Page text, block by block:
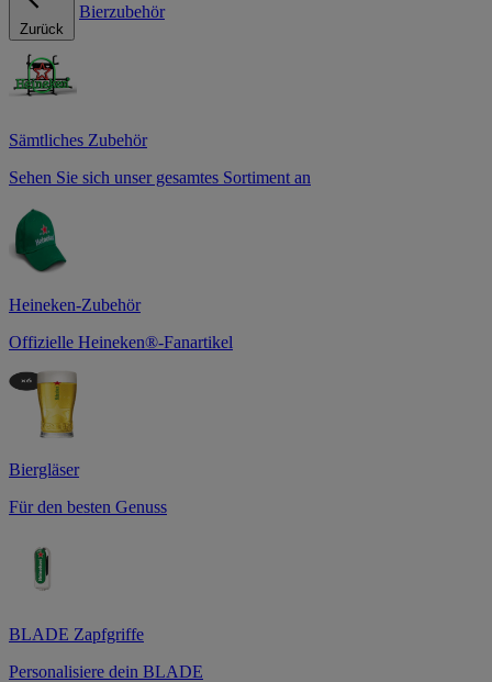
Zurück
Bierzubehör
Sämtliches Zubehör
Sehen Sie sich unser gesamtes Sortiment an
Heineken-Zubehör
Offizielle Heineken®-Fanartikel
Biergläser
Für den besten Genuss
BLADE Zapfgriffe
Personalisiere dein BLADE